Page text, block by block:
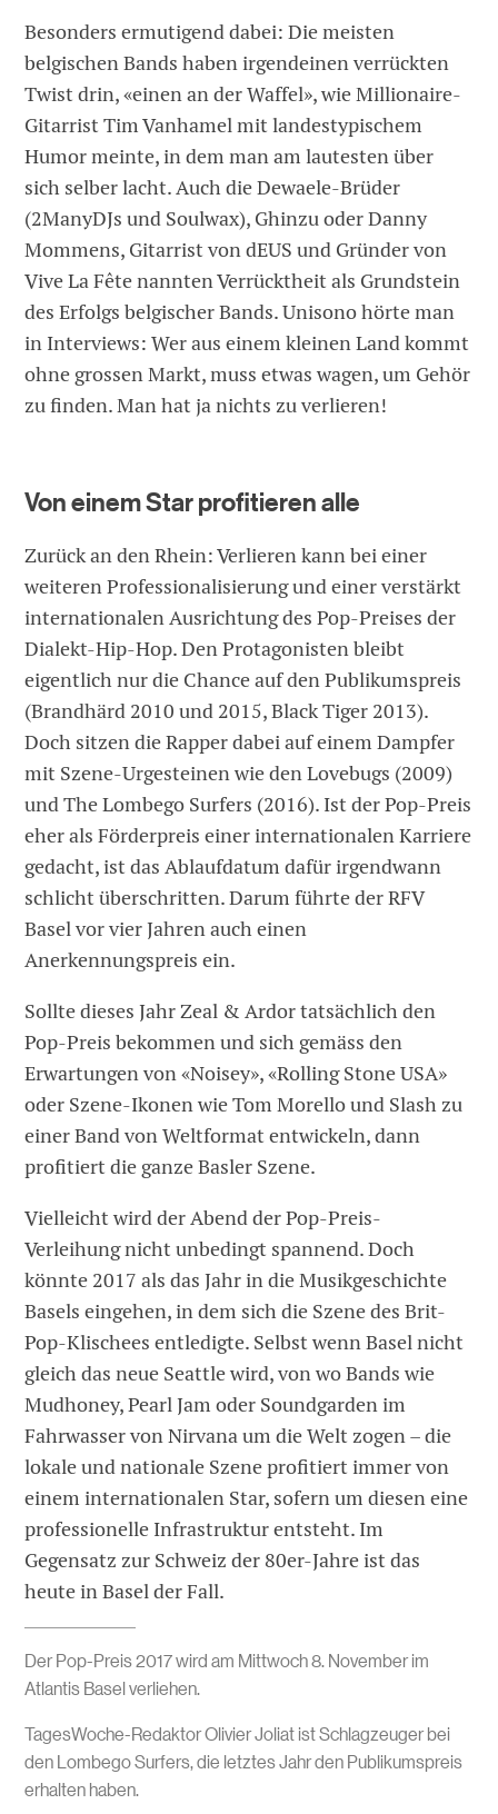
Besonders ermutigend dabei: Die meisten
belgischen Bands haben irgendeinen verrückten
Twist drin, «einen an der Waffel», wie Millionaire-
Gitarrist Tim Vanhamel mit landestypischem
Humor meinte, in dem man am lautesten über
sich selber lacht. Auch die Dewaele-Brüder
(2ManyDJs und Soulwax), Ghinzu oder Danny
Mommens, Gitarrist von dEUS und Gründer von
Vive La Fête nannten Verrücktheit als Grundstein
des Erfolgs belgischer Bands. Unisono hörte man
in Interviews: Wer aus einem kleinen Land kommt
ohne grossen Markt, muss etwas wagen, um Gehör
zu finden. Man hat ja nichts zu verlieren!
Von einem Star profitieren alle
Zurück an den Rhein: Verlieren kann bei einer
weiteren Professionalisierung und einer verstärkt
internationalen Ausrichtung des Pop-Preises der
Dialekt-Hip-Hop. Den Protagonisten bleibt
eigentlich nur die Chance auf den Publikumspreis
(Brandhärd 2010 und 2015, Black Tiger 2013).
Doch sitzen die Rapper dabei auf einem Dampfer
mit Szene-Urgesteinen wie den Lovebugs (2009)
und The Lombego Surfers (2016). Ist der Pop-Preis
eher als Förderpreis einer internationalen Karriere
gedacht, ist das Ablaufdatum dafür irgendwann
schlicht überschritten. Darum führte der RFV
Basel vor vier Jahren auch einen
Anerkennungspreis ein.
Sollte dieses Jahr Zeal & Ardor tatsächlich den
Pop-Preis bekommen und sich gemäss den
Erwartungen von «Noisey», «Rolling Stone USA»
oder Szene-Ikonen wie Tom Morello und Slash zu
einer Band von Weltformat entwickeln, dann
profitiert die ganze Basler Szene.
Vielleicht wird der Abend der Pop-Preis-
Verleihung nicht unbedingt spannend. Doch
könnte 2017 als das Jahr in die Musikgeschichte
Basels eingehen, in dem sich die Szene des Brit-
Pop-Klischees entledigte. Selbst wenn Basel nicht
gleich das neue Seattle wird, von wo Bands wie
Mudhoney, Pearl Jam oder Soundgarden im
Fahrwasser von Nirvana um die Welt zogen – die
lokale und nationale Szene profitiert immer von
einem internationalen Star, sofern um diesen eine
professionelle Infrastruktur entsteht. Im
Gegensatz zur Schweiz der 80er-Jahre ist das
heute in Basel der Fall.
Der Pop-Preis 2017 wird am Mittwoch 8. November im
Atlantis Basel verliehen.
TagesWoche-Redaktor Olivier Joliat ist Schlagzeuger bei
den Lombego Surfers, die letztes Jahr den Publikumspreis
erhalten haben.